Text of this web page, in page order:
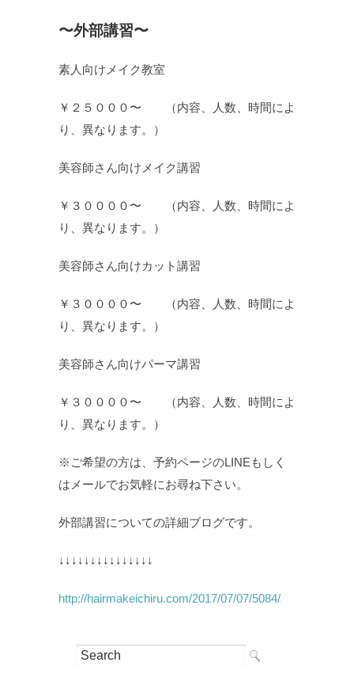
〜外部講習〜
素人向けメイク教室
￥２５０００〜 （内容、人数、時間によ
り、異なります。）
美容師さん向けメイク講習
￥３００００〜 （内容、人数、時間によ
り、異なります。）
美容師さん向けカット講習
￥３００００〜 （内容、人数、時間によ
り、異なります。）
美容師さん向けパーマ講習
￥３００００〜 （内容、人数、時間によ
り、異なります。）
※ご希望の方は、予約ページのLINEもしく
はメールでお気軽にお尋ね下さい。
外部講習についての詳細ブログです。
↓↓↓↓↓↓↓↓↓↓↓↓↓↓↓
http://hairmakeichiru.com/2017/07/07/5084/